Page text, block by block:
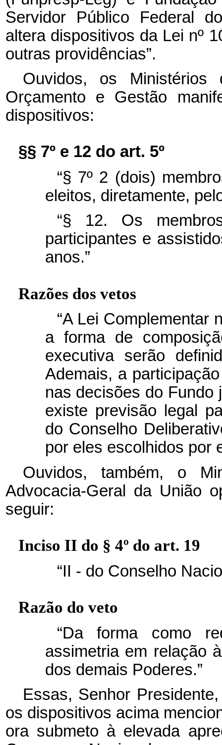
Servidor Público Federal
altera dispositivos da Lei nº
outras providências”.
Ouvidos, os Ministérios
Orçamento e Gestão
dispositivos:
§§ 7º e 12 do art. 5º
“§ 7º 2 (dois)
eleitos, diretamente,
“§ 12. Os
participantes e
anos.”
Razões dos vetos
“A Lei Complementar
a forma de
executiva serão
Ademais, a
nas decisões do Fundo
existe previsão legal
do Conselho
por eles escolhidos por
Ouvidos, também, o
Advocacia-Geral da União
seguir:
Inciso II do § 4º do art. 19
“II - do Conselho
Razão do veto
“Da forma como
assimetria em relação
dos demais Poderes.”
Essas, Senhor
os dispositivos acima
ora submeto à elevada